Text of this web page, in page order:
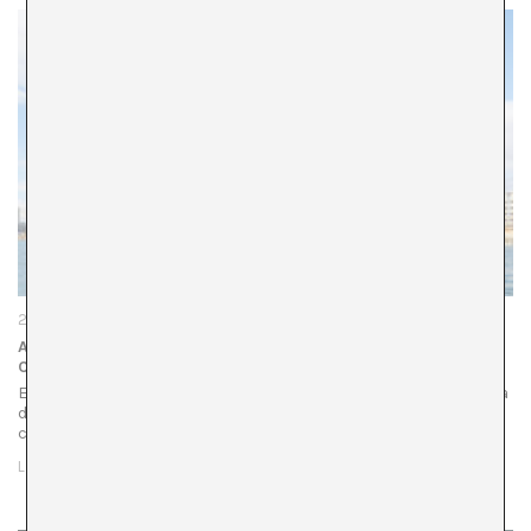
23/01/25
A TRAVÉS DE LAS LUCHAS SE CREA UN SENTIDO DE
COLECTIVIDAD
El Sindicat de Llogateres ha sido fundamental en la defensa
de los derechos de la vivienda en Barcelona desde su
creación en mayo de 2017. A lo largo de los…
LEER MÁS